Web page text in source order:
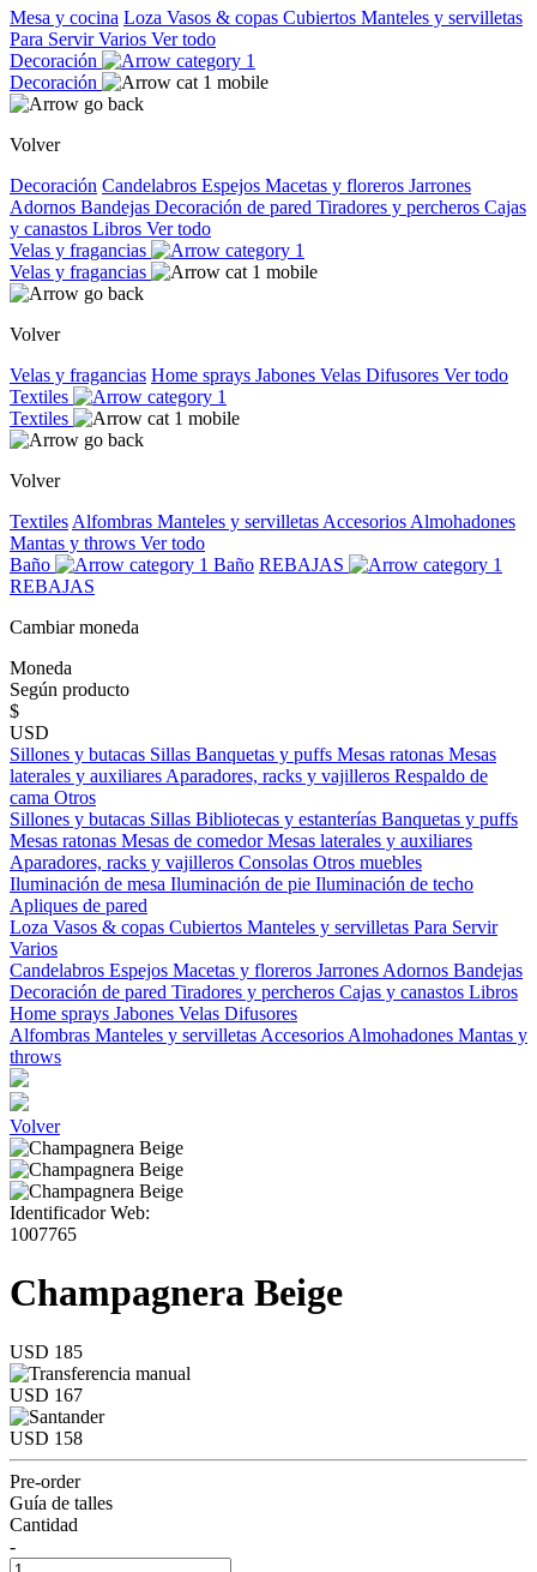
Mesa y cocina Loza Vasos & copas Cubiertos Manteles y servilletas
Para ServirVarios Ver todo
Decoración
Decoración
Volver
Decoración Candelabros Espejos Macetas y floreros Jarrones
Adornos Bandejas Decoración de pared Tiradores y percheros Cajas
y canastos Libros Ver todo
Velas y fragancias
Velas y fragancias
Volver
Velas y fragancias Home sprays Jabones Velas Difusores Ver todo
Textiles
Textiles
Volver
Textiles Alfombras Manteles y servilletas Accesorios Almohadones
Mantas y throws Ver todo
Baño
Baño REBAJAS
REBAJAS
Cambiar moneda
Moneda
Según producto
$
USD
Sillones y butacas Sillas Banquetas y puffs Mesas ratonas Mesas
laterales y auxiliares Aparadores, racks y vajilleros Respaldo de
cama Otros
Sillones y butacas Sillas Bibliotecas y estanterías Banquetas y puffs
Mesas ratonas Mesas de comedorMesas laterales y auxiliares
Aparadores, racks y vajilleros Consolas Otros muebles
Iluminación de mesa Iluminación de pie Iluminación de techo
Apliques de pared
Loza Vasos & copas Cubiertos Manteles y servilletas Para Servir
Varios
Candelabros Espejos Macetas y floreros Jarrones Adornos Bandejas
Decoración de pared Tiradores y percheros Cajas y canastos Libros
Home sprays Jabones Velas Difusores
Alfombras Manteles y servilletas Accesorios Almohadones Mantas y
throws
Volver
Identificador Web:
1007765
Champagnera Beige
USD 185
USD 167
USD 158
Pre-order
Guía de talles
Cantidad
-